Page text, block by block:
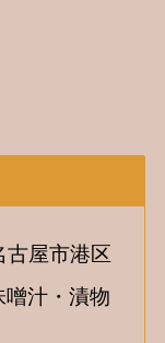
古屋市港区
噌汁・漬物